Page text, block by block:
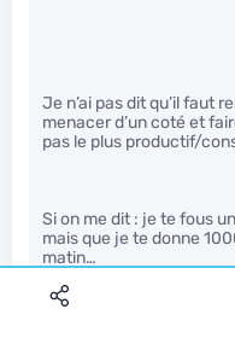
Je n’ai pas dit qu’il faut
menacer d’un coté et
pas le plus productif/
Si on me dit : je te fous
mais que je te donne
matin…
Résultat tu as peut être